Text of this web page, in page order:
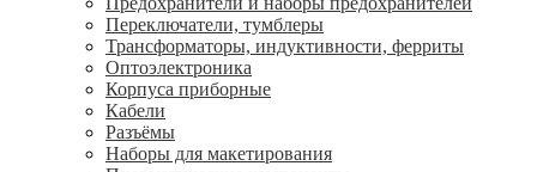
Переключатели, тумблеры
Трансформаторы, индуктивности, ферриты
Oптоэлектроника
Корпуса приборные
Кабели
Разъёмы
Наборы для макетирования